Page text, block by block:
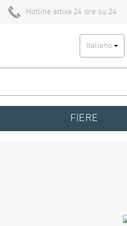
Hotline attiva 24 ore su 24
Italiano
FIERE